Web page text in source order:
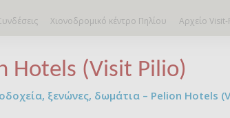
Χιονοδρομικό κέντρο Πηλίου Αρχείο
Hotels (Visit Pilio)
ξενώνες, δωμάτια – Pelion Hotels